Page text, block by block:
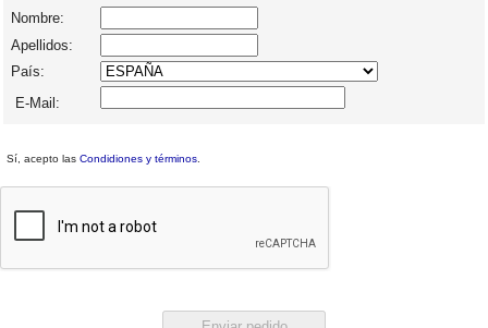
Nombre:
Apellidos:
País:
E-Mail:
Sí, acepto las Condidiones y términos